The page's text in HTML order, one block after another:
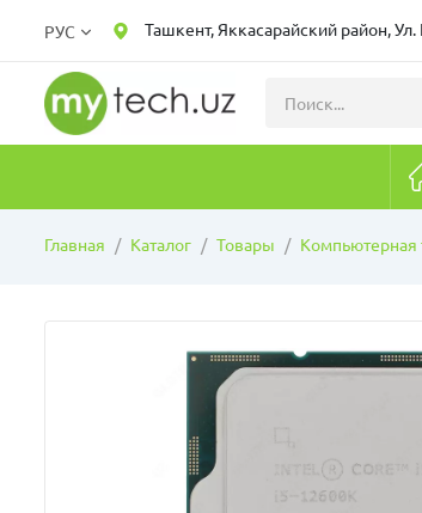
РУС Ташкент, Яккасарайский район,
Главная Каталог Товары Компьютерная